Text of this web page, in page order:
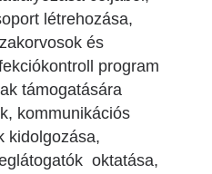
létrehozása,
és
program
támogatására
kommunikációs
kidolgozása,
oktatása,